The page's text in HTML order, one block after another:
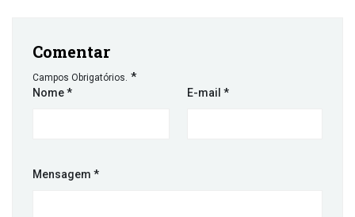
Comentar
Campos Obrigatórios. *
Nome* E-mail *
Mensagem *